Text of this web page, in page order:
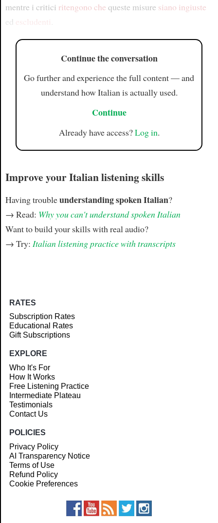
mentre i critici ritengono che queste misure siano ingiuste
ed
escludenti
Continue the conversation
Go further and experience the full content — and
understand how Italian is actually used.
Continue
Already have access?Log in.
Improve your Italian listening skills
Having troubleunderstanding spoken Italian?
→ Read: Why you can't understand spoken Italian
Want to build your skills with real audio?
→ Try: Italian listening practice with transcripts
RATES
Subscription Rates
Educational Rates
Gift Subscriptions
EXPLORE
Who It's For
How It Works
Free Listening Practice
Intermediate Plateau
Testimonials
Contact Us
POLICIES
Privacy Policy
AI Transparency Notice
Terms of Use
Refund Policy
Cookie Preferences